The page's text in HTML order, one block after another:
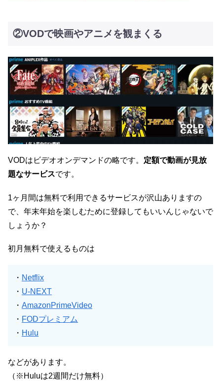
②VODで映画やアニメを観まくる
VODはビデオオンデマンドの略です。 定額で動画が見放
題なサービスです。
1ヶ月間は無料で利用できるサービスが沢山ありますの
で、年末年始を楽しむために登録してもいいんじゃないで
しょうか？
初月無料で使えるものは
・ Netflix
・ U-NEXT
・ AmazonPrimeVideo
・ FODプレミアム
・ Hulu
などがあります。
（※Huluは2週間だけ無料）